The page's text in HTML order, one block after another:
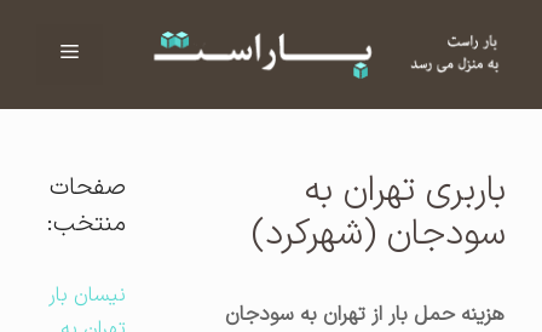
فهرست
باربری تهران به
سودجان (شهرکرد)
هزینه حمل بار از تهران به سودجان
صفحات
منتخب:
نیسان بار